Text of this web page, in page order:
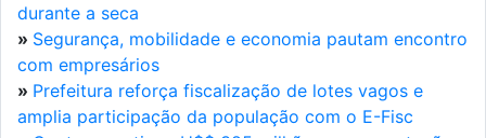
durante a seca
» Segurança, mobilidade e economia pautam encontro
com empresários
» Prefeitura reforça fiscalização de lotes vagos e
amplia participação da população com o E-Fisc